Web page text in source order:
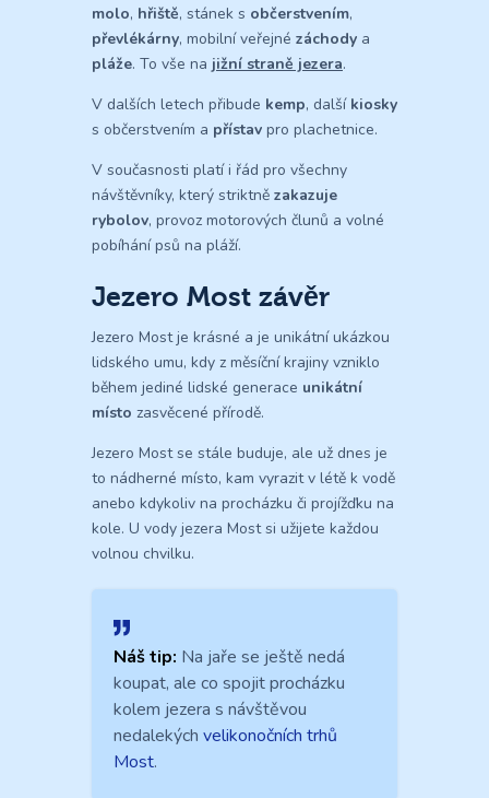
molo, hřiště, stánek s občerstvením,
převlékárny, mobilní veřejné záchody a
pláže. To vše na jižní straně jezera.
V dalších letech přibude kemp, další kiosky
s občerstvením a přístav pro plachetnice.
V současnosti platí i řád pro všechny
návštěvníky, který striktně zakazuje
rybolov, provoz motorových člunů a volné
pobíhání psů na pláží.
Jezero Most závěr
Jezero Most je krásné a je unikátní ukázkou
lidského umu, kdy z měsíční krajiny vzniklo
během jediné lidské generace unikátní
místo zasvěcené přírodě.
Jezero Most se stále buduje, ale už dnes je
to nádherné místo, kam vyrazit v létě k vodě
anebo kdykoliv na procházku či projížďku na
kole. U vody jezera Most si užijete každou
volnou chvilku.
Náš tip: Na jaře se ještě nedá
koupat, ale co spojit procházku
kolem jezera s návštěvou
nedalekých velikonočních trhů
Most.